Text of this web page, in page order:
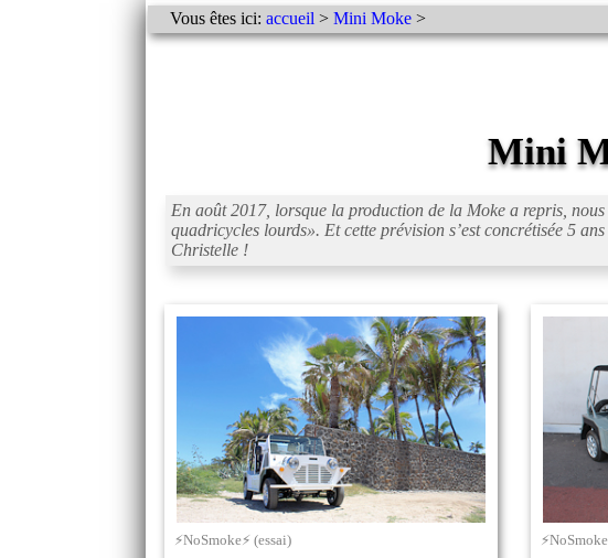
Vous êtes ici: accueil > Mini Moke>
Mini
En août 2017, lorsque la production de la Moke a repris,
quadricycles lourds». Et cette prévision s’est concrétisée 5
Christelle !
⚡NoSmoke⚡ (essai)